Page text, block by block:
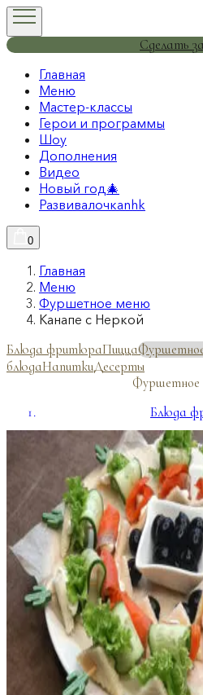
Сделать
Главная
Меню
Мастер-классы
Герои и программы
Шоу
Дополнения
Видео
Новый год🎄
Развивалочкаnhk
0
Главная
Меню
Фуршетное меню
Канапе с Неркой
Блюда фритюраПицца
блюдаНапиткиДесерты
Фуршетное
Блюда